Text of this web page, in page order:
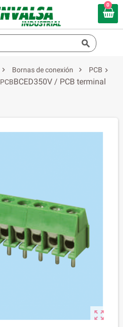
0

 Bornas de conexión 
PCB
PCB

BCED350V / PCB terminal
